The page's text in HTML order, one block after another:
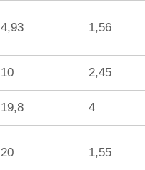
4,93 1,56
10 2,45
19,8 4
20 1,55